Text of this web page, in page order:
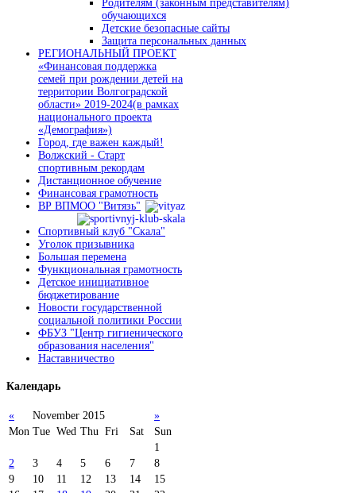
Родителям (законным представителям)
обучающихся
Детские безопасные сайты
Защита персональных данных
РЕГИОНАЛЬНЫЙ ПРОЕКТ
«Финансовая поддержка
семей при рождении детей на
территории Волгоградской
области» 2019-2024(в рамках
национального проекта
«Демография»)
Город, где важен каждый!
Волжский - Старт
спортивным рекордам
Дистанционное обучение
Финансовая грамотность
ВР ВПМОО "Витязь"
Спортивный клуб "Скала"
Уголок призывника
Большая перемена
Функциональная грамотность
Детское инициативное
бюджетирование
Новости государственной
социальной политики России
ФБУЗ "Центр гигиенического
образования населения"
Наставничество
Календарь
« November 2015
»
Mon Tue Wed Thu Fri Sat
Sun
1
2
3 4 5 6 7
8
9
10 11 12 13 14
15